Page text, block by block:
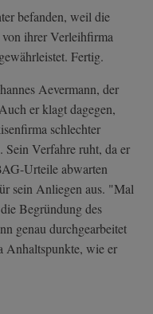
befanden, weil die
ihrer Verleihfirma
Fertig.
Aevermann, der
er klagt dagegen,
schlechter
Verfahre ruht, da er
Urteile abwarten
sein Anliegen aus. "Mal
Begründung des
genau durchgearbeitet
Anhaltspunkte, wie er